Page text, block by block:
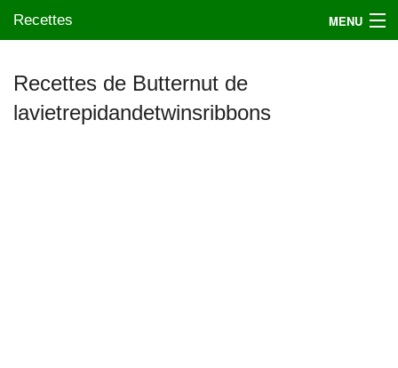
Recettes MENU
Mes blogs préférés
Recettes de Butternut de
lavietrepidandetwinsribbons